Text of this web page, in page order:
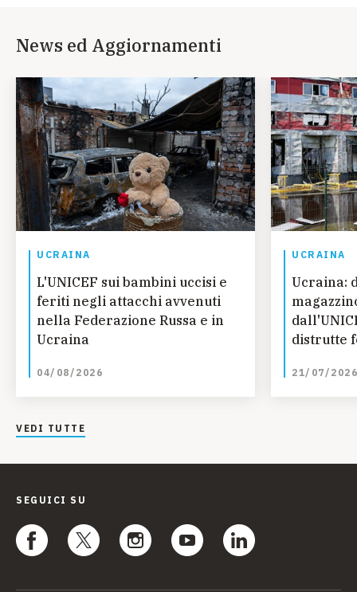
News ed Aggiornamenti
UCRAINA
L'UNICEF sui bambini uccisi e
feriti negli attacchi avvenuti
nella Federazione Russa e in
Ucraina
04/08/2026
UCRAINA
Ucraina:
distrutte
21/07/2026
VEDI TUTTE
SEGUICI SU